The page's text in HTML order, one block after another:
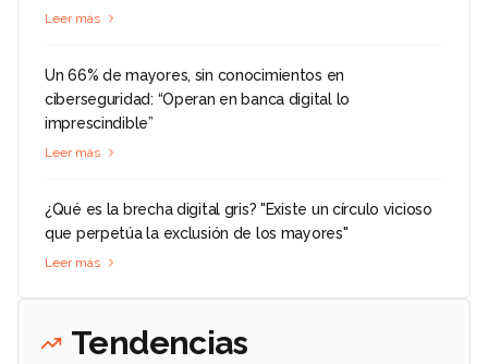
Leer más
Un 66% de mayores, sin conocimientos en
ciberseguridad: “Operan en banca digital lo
imprescindible”
Leer más
¿Qué es la brecha digital gris? "Existe un círculo vicioso
que perpetúa la exclusión de los mayores"
Leer más
Tendencias